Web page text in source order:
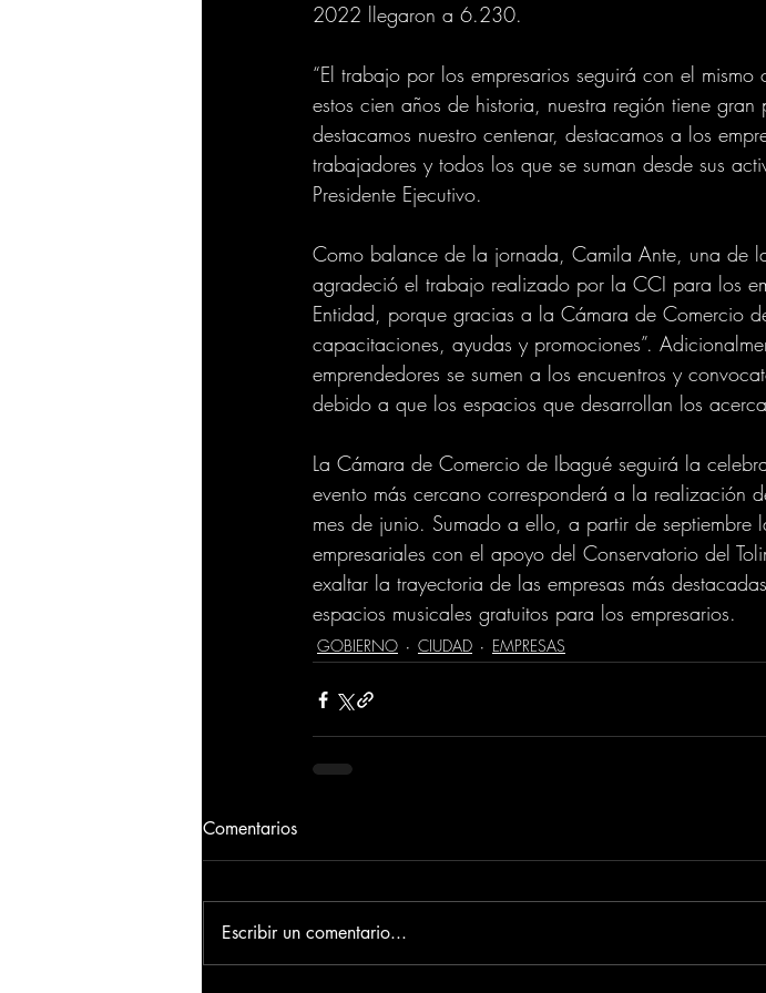
2022 llegaron a 6.230.
“El trabajo por los empresarios seguirá con el
estos cien años de historia, nuestra región tiene
destacamos nuestro centenar, destacamos a los
trabajadores y todos los que se suman desde sus
Presidente Ejecutivo.
Como balance de la jornada, Camila Ante, una de
agradeció el trabajo realizado por la CCI para los
Entidad, porque gracias a la Cámara de Comercio
capacitaciones, ayudas y promociones”.
emprendedores se sumen a los encuentros y
debido a que los espacios que desarrollan los
La Cámara de Comercio de Ibagué seguirá la
evento más cercano corresponderá a la realización
mes de junio. Sumado a ello, a partir de septiembre
empresariales con el apoyo del Conservatorio del
exaltar la trayectoria de las empresas más
espacios musicales gratuitos para los empresarios.
GOBIERNO CIUDAD EMPRESAS
Comentarios
Escribir un comentario...